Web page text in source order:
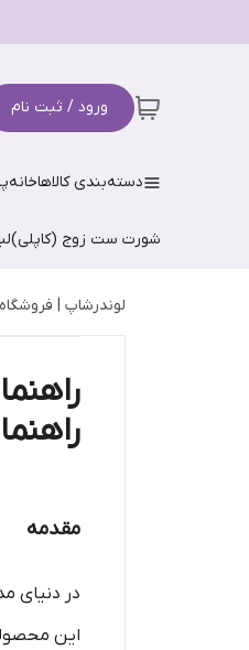
ورود / ثبت نام
دسته‌بندی کالاهاخانه
شورت ست زوج (کاپلی)
لوندرشاپ |
مقدمه
در دنیای
این